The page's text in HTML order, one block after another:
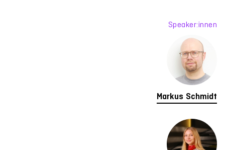
Speaker:innen
Markus Schmidt